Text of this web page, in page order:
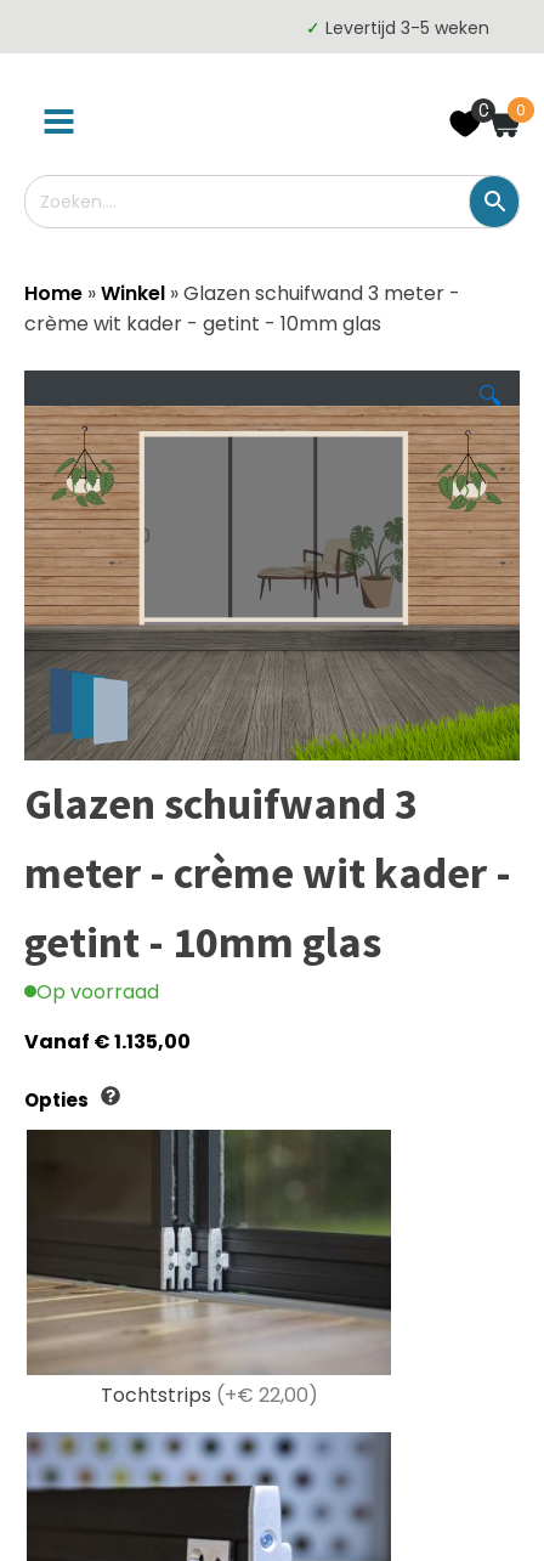
✓ Levertijd 3-5 weken
0 0
Home »Winkel »Glazen schuifwand 3 meter -
crème wit kader - getint - 10mm glas
🔍
Glazen schuifwand 3
meter - crème wit kader -
getint - 10mm glas
Op voorraad
Vanaf €1.135,00
Opties
Tochtstrips (+€ 22,00)